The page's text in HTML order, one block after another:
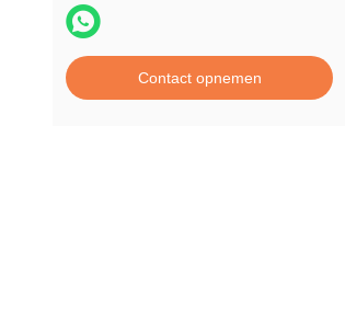
Contact opnemen